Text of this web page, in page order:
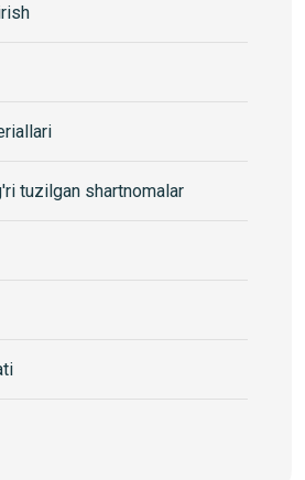
tuzilgan shartnomalar